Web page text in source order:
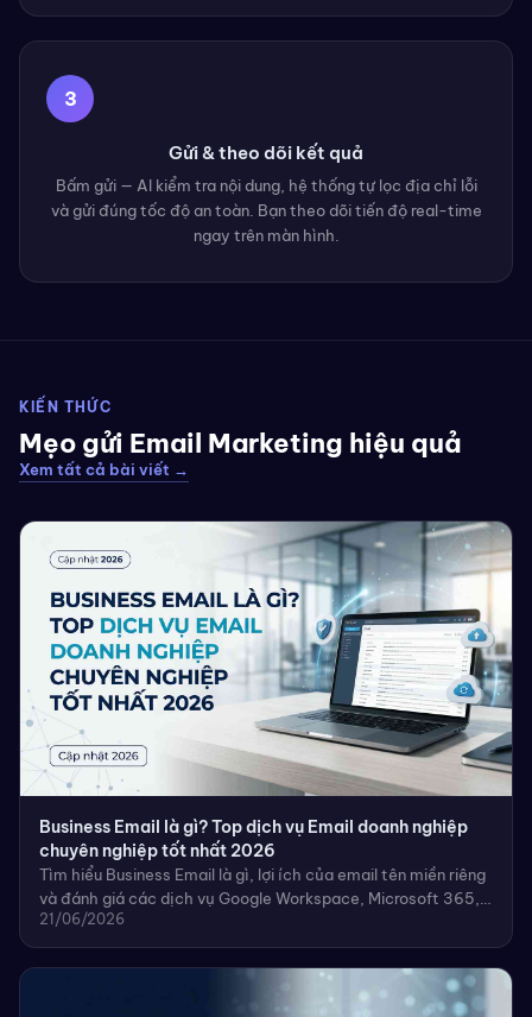
3
Gửi & theo dõi kết quả
Bấm gửi — AI kiểm tra nội dung, hệ thống tự lọc địa chỉ lỗi
và gửi đúng tốc độ an toàn. Bạn theo dõi tiến độ real-time
ngay trên màn hình.
KIẾN THỨC
Mẹo gửi Email Marketing hiệu quả
Xem tất cả bài viết →
Business Email là gì? Top dịch vụ Email doanh nghiệp
chuyên nghiệp tốt nhất 2026
Tìm hiểu Business Email là gì, lợi ích của email tên miền riêng
và đánh giá các dịch vụ Google Workspace, Microsoft 365,
Zoho Mail hàng đầu năm 2026.
21/06/2026